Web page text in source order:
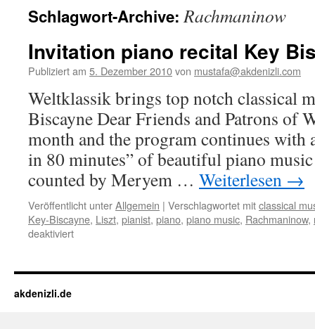
Schlagwort-Archive:Rachmaninow
Invitation piano recital Key
Publiziert am 5. Dezember 2010von mustafa@akdenizli.com
Weltklassik brings top notch classical
Biscayne Dear Friends and Patrons of
month and the program continues with
in 80 minutes” of beautiful piano
counted by Meryem … Weiterlesen →
Veröffentlicht unterAllgemein | Verschlagwortet mitclassical
Key-Biscayne, Liszt, pianist, piano, piano music, Rachmaninow,
deaktiviertfür
recital
akdenizli.de